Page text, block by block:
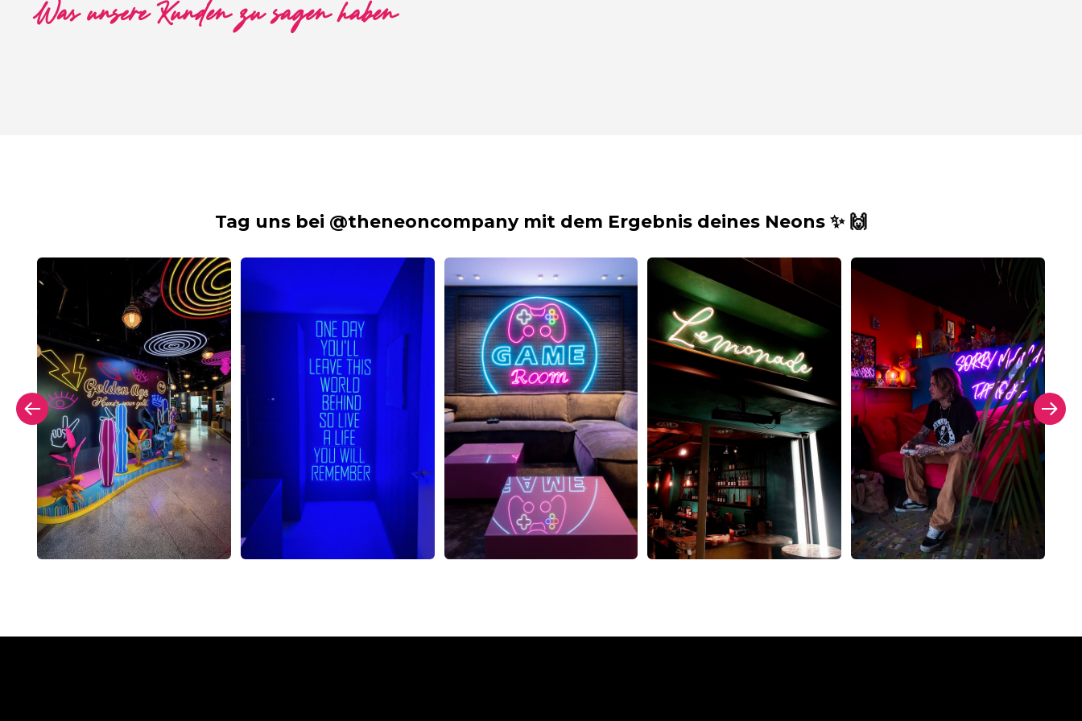
Was unsere Kunden zu sagen haben
Tag uns bei @theneoncompany mit dem Ergebnis deines Neons ✨ 🙌